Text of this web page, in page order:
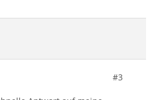
#3